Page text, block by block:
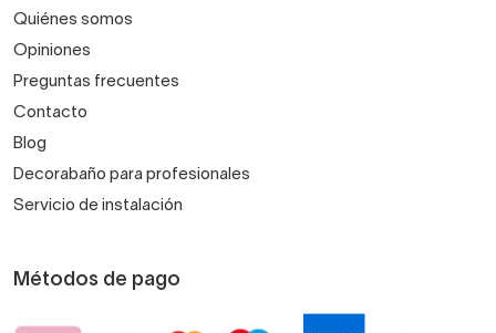
Quiénes somos
Opiniones
Preguntas frecuentes
Contacto
Blog
Decorabaño para profesionales
Servicio de instalación
Métodos de pago